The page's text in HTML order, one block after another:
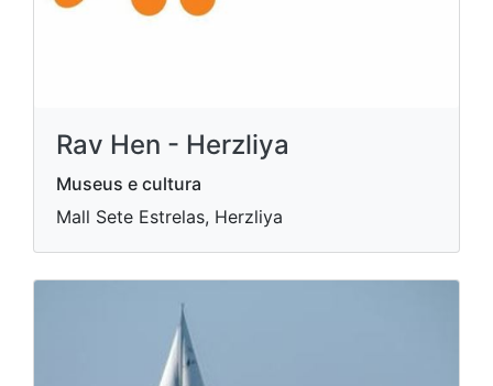
Rav Hen - Herzliya
Museus e cultura
Mall Sete Estrelas, Herzliya